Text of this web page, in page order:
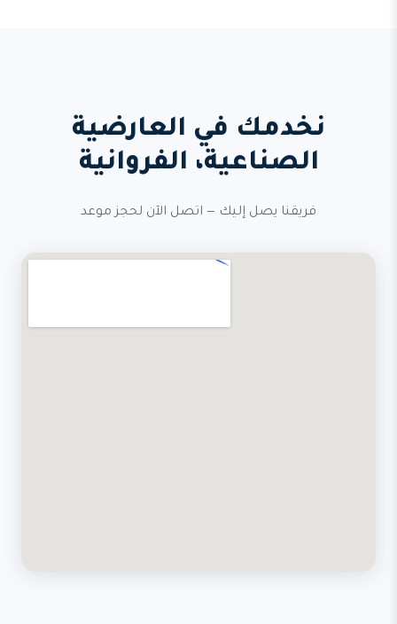
نخدمك في العارضية
الصناعية، الفروانية
فريقنا يصل إليك — اتصل الآن لحجز موعد